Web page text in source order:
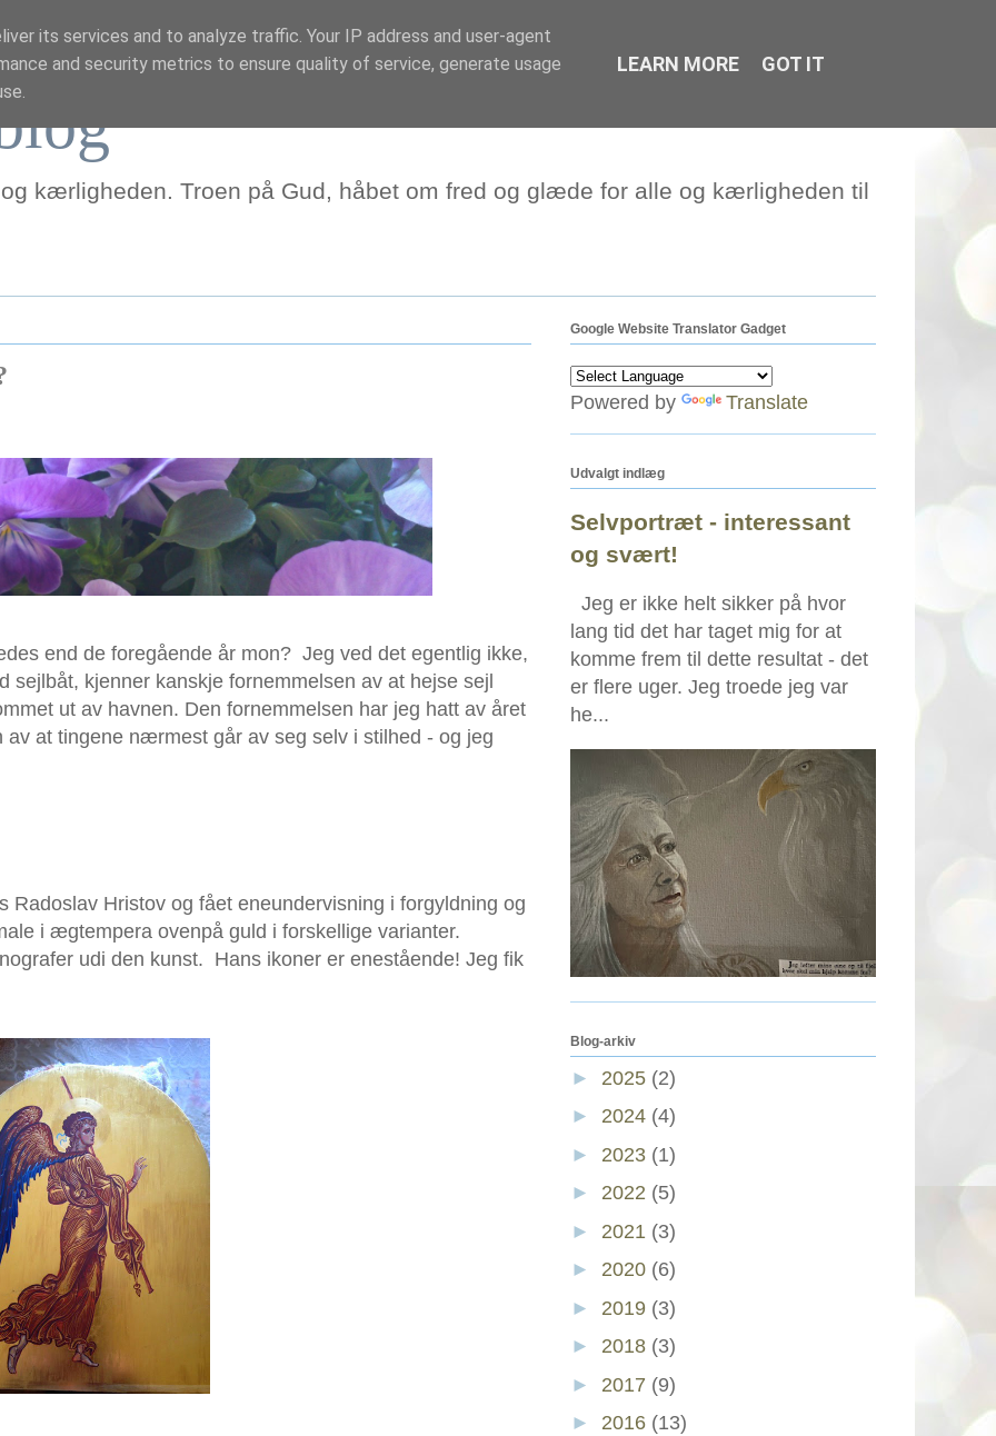
kærligheden. Troen på Gud, håbet om fred og glæde for alle og kærligheden til
end de foregående år mon? Jeg ved det egentlig ikke,
kjenner kanskje fornemmelsen av at hejse sejl
ut av havnen. Den fornemmelsen har jeg hatt av året
at tingene nærmest går av seg selv i stilhed - og jeg
Hristov og fået eneundervisning i forgyldning og
i ægtempera ovenpå guld i forskellige varianter.
udi den kunst. Hans ikoner er enestående! Jeg fik
Google Website Translator Gadget
Powered by Translate
Udvalgt indlæg
Selvportræt - interessant
og svært!
Jeg er ikke helt sikker på hvor
lang tid det har taget mig for at
komme frem til dette resultat - det
er flere uger. Jeg troede jeg var
he...
Blog-arkiv
► 2025 (2)
► 2024 (4)
► 2023 (1)
► 2022 (5)
► 2021 (3)
► 2020 (6)
► 2019 (3)
► 2018 (3)
► 2017 (9)
► 2016 (13)
its services and to analyze traffic. Your IP address and user-agent
and security metrics to ensure quality of service, generate usage
LEARN MORE GOT IT